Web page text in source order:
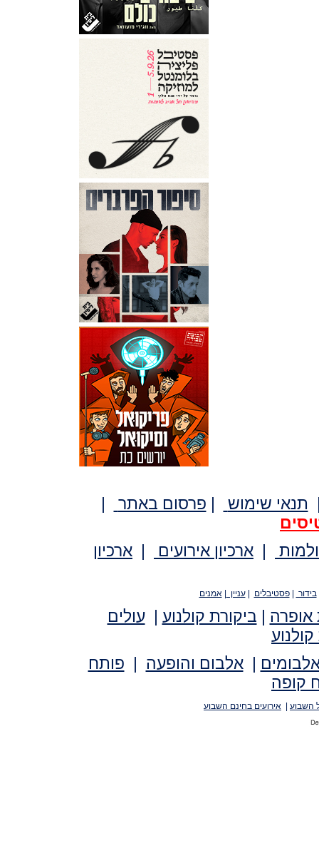
תנאי שימוש | פרסום באתר
|
| ארכיון אירועים | ארכיון
בידור |פסטיבלים |עניין |אמנים
אופרה | ביקורת קולנוע |עולים
קולנוע
|אלבום והופעה | פותח
קופה
השבוע אירועים בחינם השבוע